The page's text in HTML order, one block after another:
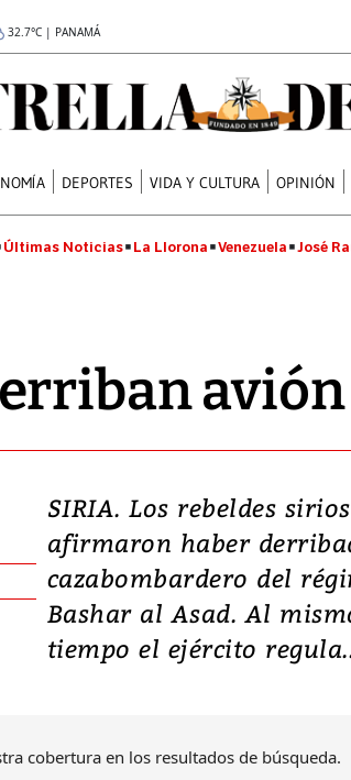
32.7°C | PANAMÁ
DEPORTES VIDA Y CULTURA OPINIÓN
Últimas Noticias La Llorona Venezuela José
SIRIA. Los rebeldes sirios
afirmaron haber
cazabombardero del
Bashar al Asad. Al
tiempo el ejército
cobertura en los resultados de búsqueda.
Video, Japón:
deja heridos y
daños en